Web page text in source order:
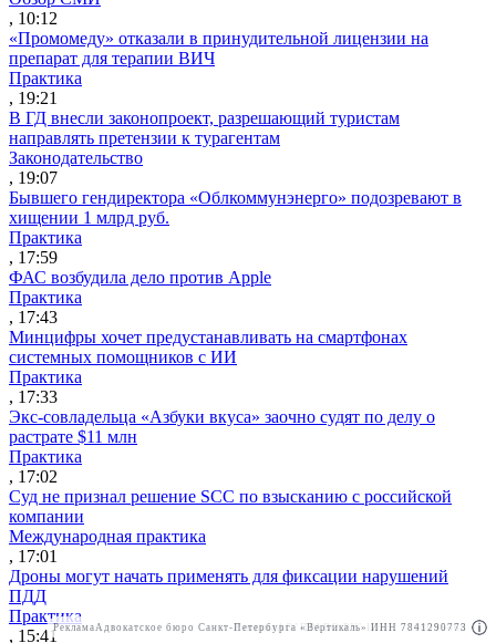
РекламаАО"ПРАВО.РУ" ИНН: 7708095468
, 10:12
«Промомеду» отказали в принудительной лицензии на
препарат для терапии ВИЧ
Практика
, 19:21
В ГД внесли законопроект, разрешающий туристам
направлять претензии к турагентам
Законодательство
, 19:07
Бывшего гендиректора «Облкоммунэнерго» подозревают в
хищении 1 млрд руб.
Практика
, 17:59
ФАС возбудила дело против Apple
Практика
, 17:43
Минцифры хочет предустанавливать на смартфонах
системных помощников с ИИ
Практика
, 17:33
Экс-совладельца «Азбуки вкуса» заочно судят по делу о
растрате $11 млн
Практика
, 17:02
Суд не признал решение SCC по взысканию с российской
компании
Международная практика
, 17:01
Дроны могут начать применять для фиксации нарушений
ПДД
Практика
, 15:41Реклама Адвокатское бюро Санкт-Петербурга «Вертикаль» ИНН 7841290773